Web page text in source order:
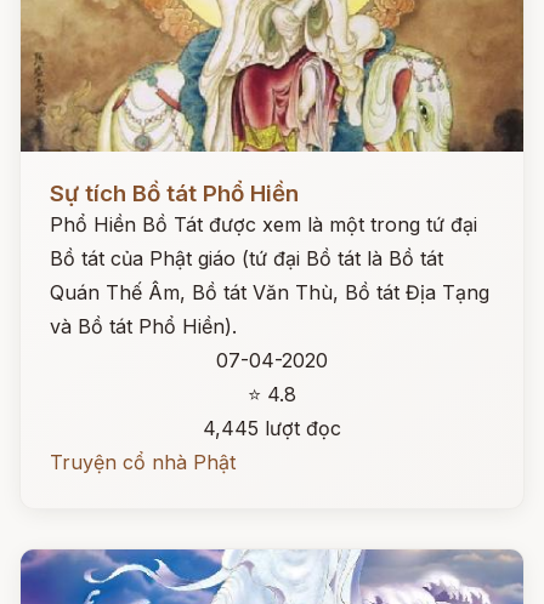
Sự tích Bồ tát Phổ Hiền
Phổ Hiền Bồ Tát được xem là một trong tứ đại
Bồ tát của Phật giáo (tứ đại Bồ tát là Bồ tát
Quán Thế Âm, Bồ tát Văn Thù, Bồ tát Địa Tạng
và Bồ tát Phổ Hiền).
07-04-2020
⭐ 4.8
4,445 lượt đọc
Truyện cổ nhà Phật